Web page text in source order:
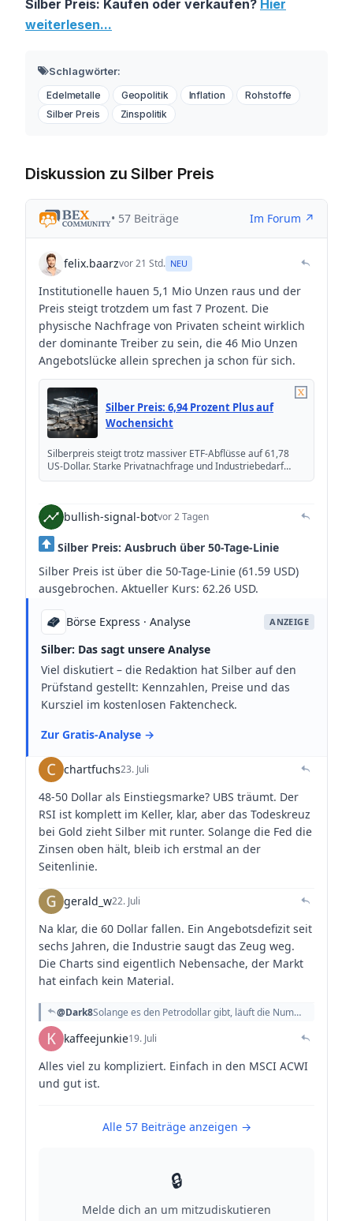
Silber Preis: Kaufen oder verkaufen? Hier
weiterlesen...
Schlagwörter:
Edelmetalle Geopolitik Inflation
Rohstoffe
Silber Preis
Zinspolitik
Diskussion zu Silber Preis